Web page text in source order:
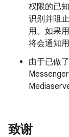
权限的已
识别并阻
用。如果
将会通知
由于已做
致谢